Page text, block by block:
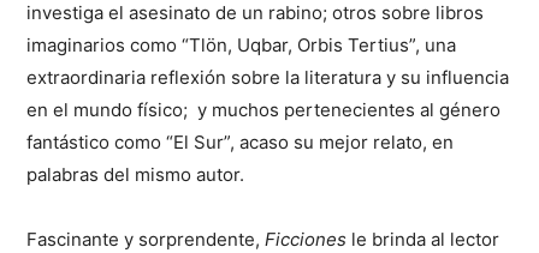
investiga el asesinato de un rabino; otros sobre libros
imaginarios como “Tlön, Uqbar, Orbis Tertius”, una
extraordinaria reflexión sobre la literatura y su influencia
en el mundo físico; y muchos pertenecientes al género
fantástico como “El Sur”, acaso su mejor relato, en
palabras del mismo autor.
Fascinante y sorprendente,Ficciones le brinda al lector